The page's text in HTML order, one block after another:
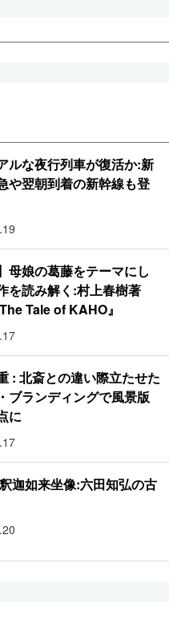
ルな夜行列車が復活か:新
や翌朝到着の新幹線も登
母娘の葛藤をテーマにし
を読み解く:村上春樹著
Tale of KAHO』
: 北斎との違い際立たせた
ブランディングで風景版
に
迦如来坐像:六田知弘の古